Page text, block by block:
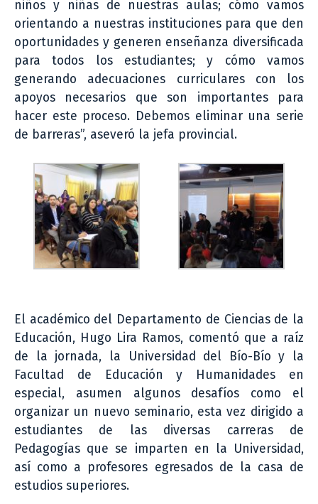
niños y niñas de nuestras aulas; cómo vamos
orientando a nuestras instituciones para que den
oportunidades y generen enseñanza diversificada
para todos los estudiantes; y cómo vamos
generando adecuaciones curriculares con los
apoyos necesarios que son importantes para
hacer este proceso. Debemos eliminar una serie
de barreras”, aseveró la jefa provincial.
El académico del Departamento de Ciencias de la
Educación, Hugo Lira Ramos, comentó que a raíz
de la jornada, la Universidad del Bío-Bío y la
Facultad de Educación y Humanidades en
especial, asumen algunos desafíos como el
organizar un nuevo seminario, esta vez dirigido a
estudiantes de las diversas carreras de
Pedagogías que se imparten en la Universidad,
así como a profesores egresados de la casa de
estudios superiores.